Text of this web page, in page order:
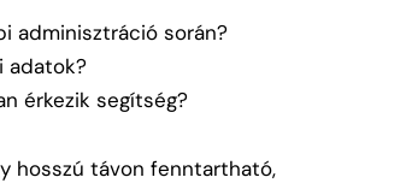
adminisztráció során?
adatok?
érkezik segítség?
hosszú távon fenntartható,